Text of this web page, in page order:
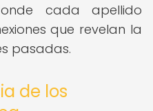
cada apellido
que revelan la
pasadas.
de los